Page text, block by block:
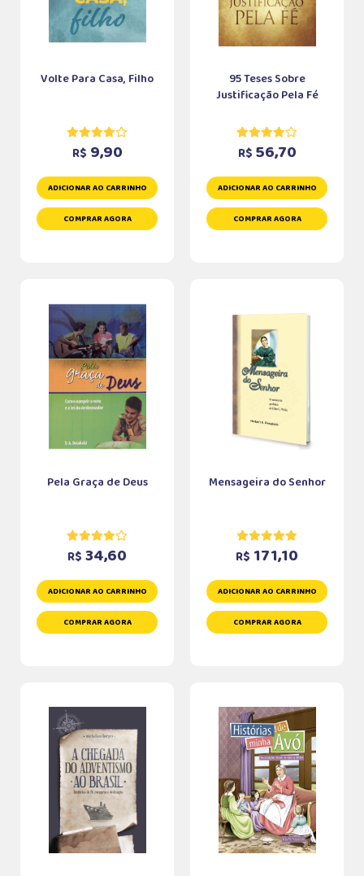
Volte Para Casa, Filho
R$ 9,90
ADICIONAR AO CARRINHO
COMPRAR AGORA
95 Teses Sobre
Justificação Pela Fé
R$ 56,70
ADICIONAR AO CARRINHO
COMPRAR AGORA
Pela Graça de Deus
R$ 34,60
ADICIONAR AO CARRINHO
COMPRAR AGORA
Mensageira do Senhor
R$ 171,10
ADICIONAR AO CARRINHO
COMPRAR AGORA